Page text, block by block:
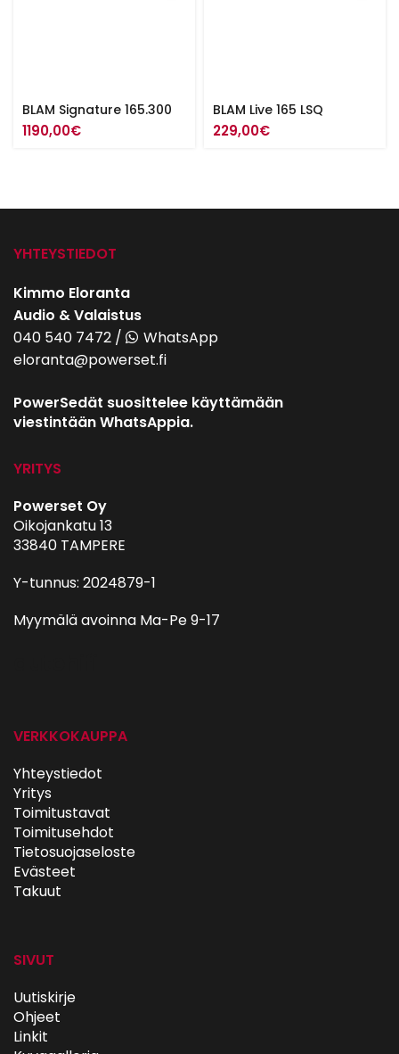
BLAM Signature 165.300
1190,00€
BLAM Live 165 LSQ
229,00€
YHTEYSTIEDOT
Kimmo Eloranta
Audio & Valaistus
040 540 7472 /
WhatsApp
eloranta@powerset.fi
PowerSedät suosittelee käyttämään
viestintään WhatsAppia.
YRITYS
Powerset Oy
Oikojankatu 13
33840 TAMPERE
Y-tunnus: 2024879-1
Myymälä avoinna Ma-Pe 9-17
VERKKOKAUPPA
Yhteystiedot
Yritys
Toimitustavat
Toimitusehdot
Tietosuojaseloste
Evästeet
Takuut
SIVUT
Uutiskirje
Ohjeet
Linkit